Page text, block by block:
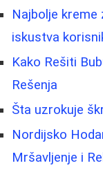
Najbolje kreme
iskustva
Kako Rešiti
Rešenja
Šta uzrokuje
Nordijsko
Mršavljenje i